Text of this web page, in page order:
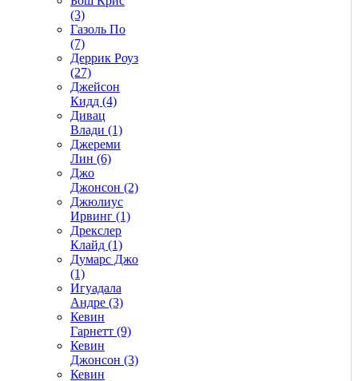
(3)
Газоль По
(7)
Деррик Роуз
(27)
Джейсон
Кидд (4)
Дивац
Влади (1)
Джереми
Лин (6)
Джо
Джонсон (2)
Джюлиус
Ирвинг (1)
Дрекслер
Клайд (1)
Думарс Джо
(1)
Игуадала
Андре (3)
Кевин
Гарнетт (9)
Кевин
Джонсон (3)
Кевин